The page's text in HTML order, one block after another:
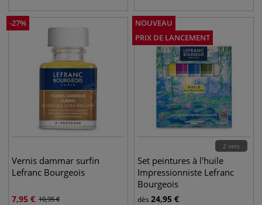
-27%
Vernis dammar surfin
Lefranc Bourgeois
7,95 € 10,95€
NOUVEAU
PRIX DE LANCEMENT
2 sets
Set peintures à l'huile
Impressionniste Lefranc
Bourgeois
dès 24,95 €